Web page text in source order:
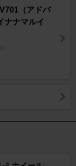
（アドバ
ナナマルイ